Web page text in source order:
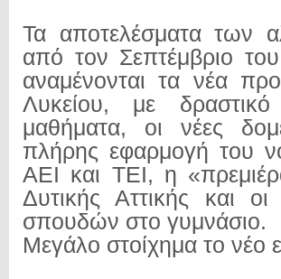
Τα αποτελέσματα των
από τον Σεπτέμβριο
αναμένονται τα νέα
Λυκείου, με
μαθήματα, οι νέες
πλήρης εφαρμογή του
ΑΕΙ και ΤΕΙ, η
Δυτικής Αττικής και
σπουδών στο γυμνάσιο.
Μεγάλο στοίχημα το νέο